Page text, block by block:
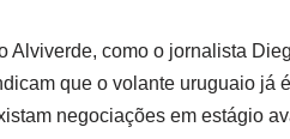
Alviverde, como o jornalista
que o volante uruguaio já
negociações em estágio